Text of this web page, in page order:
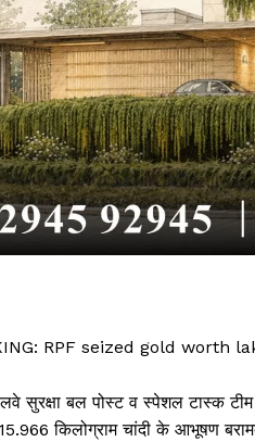
RPF seized gold worth
सुरक्षा बल पोस्ट व स्पेशल टास्क
किलोग्राम चांदी के आभूषण